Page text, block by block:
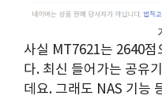
사실 MT7621는 2640점
다. 최신 들어가는 공유
데요. 그래도 NAS 기능